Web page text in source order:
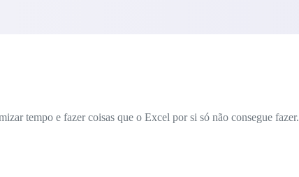
tempo e fazer coisas que o Excel por si só não consegue fazer.